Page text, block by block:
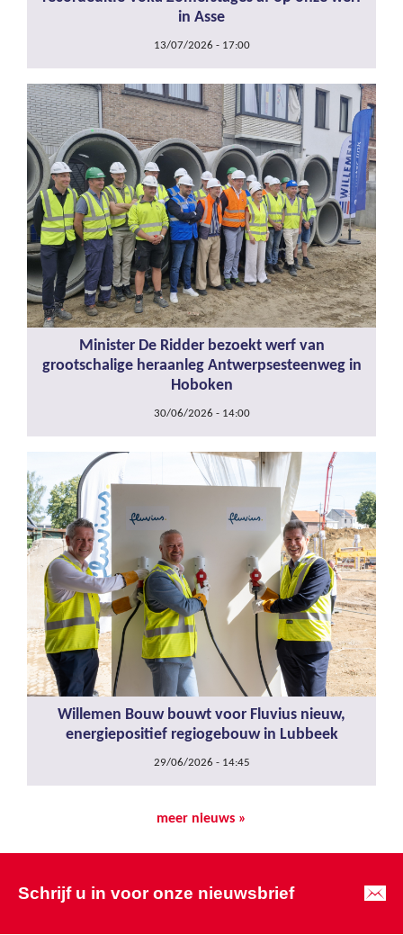
in Asse
13/07/2026 - 17:00
Minister De Ridder bezoekt werf van
grootschalige heraanleg Antwerpsesteenweg in
Hoboken
30/06/2026 - 14:00
Willemen Bouw bouwt voor Fluvius nieuw,
energiepositief regiogebouw in Lubbeek
29/06/2026 - 14:45
meer nieuws »
Schrijf u in voor onze nieuwsbrief